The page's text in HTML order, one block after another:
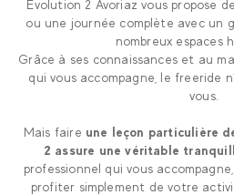
Evolution 2 Avoriaz vous propose
ou une journée complète avec un
nombreux espaces
Grâce à ses connaissances et au
qui vous accompagne, le freeride
vous.
Mais faire une leçon particulière
2 assure une véritable
professionnel qui vous
profiter simplement de votre